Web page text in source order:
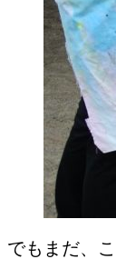
でもまだ、